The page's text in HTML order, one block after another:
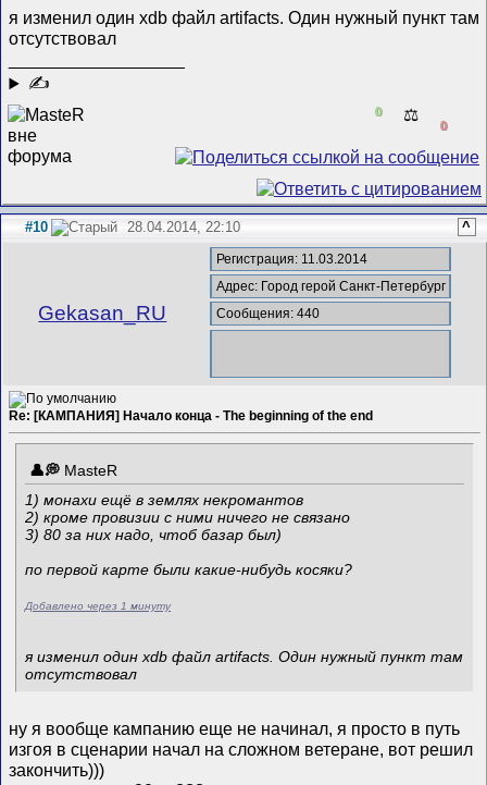
я изменил один xdb файл artifacts. Один нужный пункт там
отсутствовал
✍
0 ⚖️
0
#10 28.04.2014, 22:10 ^
Gekasan_RU
Регистрация: 11.03.2014
Адрес: Город герой Санкт-Петербург
Сообщения: 440
Re: [КАМПАНИЯ] Начало конца - The beginning of the end
MasteR
1) монахи ещё в землях некромантов
2) кроме провизии с ними ничего не связано
3) 80 за них надо, чтоб базар был)
по первой карте были какие-нибудь косяки?
Добавлено через 1 минуту
я изменил один xdb файл artifacts. Один нужный пункт там
отсутствовал
ну я вообще кампанию еще не начинал, я просто в путь
изгоя в сценарии начал на сложном ветеране, вот решил
закончить)))